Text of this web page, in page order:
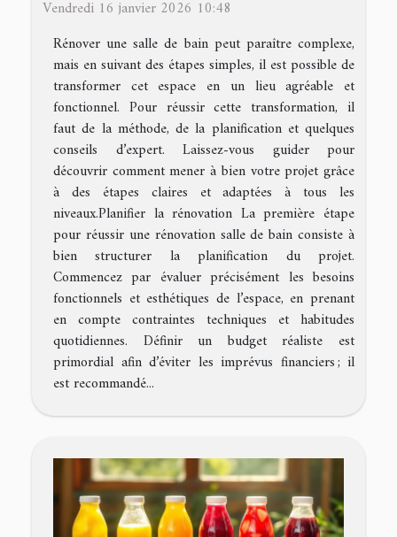
Vendredi 16 janvier 2026 10:48
Rénover une salle de bain peut paraître complexe,
mais en suivant des étapes simples, il est possible de
transformer cet espace en un lieu agréable et
fonctionnel. Pour réussir cette transformation, il
faut de la méthode, de la planification et quelques
conseils d’expert. Laissez-vous guider pour
découvrir comment mener à bien votre projet grâce
à des étapes claires et adaptées à tous les
niveaux.Planifier la rénovation La première étape
pour réussir une rénovation salle de bain consiste à
bien structurer la planification du projet.
Commencez par évaluer précisément les besoins
fonctionnels et esthétiques de l’espace, en prenant
en compte contraintes techniques et habitudes
quotidiennes. Définir un budget réaliste est
primordial afin d’éviter les imprévus financiers ; il
est recommandé...